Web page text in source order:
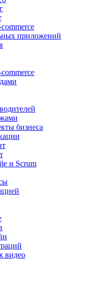
приложений
бизнеса
и Scrum
видео